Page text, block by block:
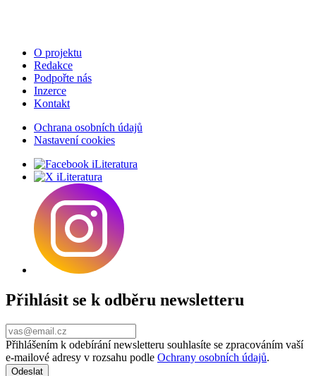
O projektu
Redakce
Podpořte nás
Inzerce
Kontakt
Ochrana osobních údajů
Nastavení cookies
Přihlásit se k odběru newsletteru
Přihlášením k odebírání newsletteru souhlasíte se zpracováním vaší
e-mailové adresy v rozsahu podle Ochrany osobních údajů.